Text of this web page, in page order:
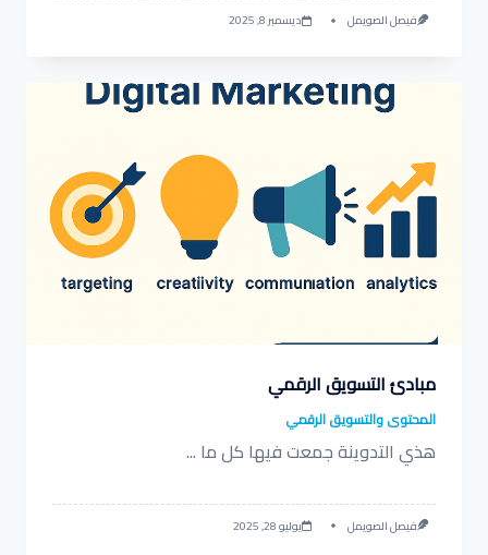
فيصل الصويمل ديسمبر 8, 2025
مبادئ التسويق الرقمي
المحتوى والتسويق الرقمي
هذي التدوينة جمعت فيها كل ما ...
فيصل الصويمل يوليو 28, 2025